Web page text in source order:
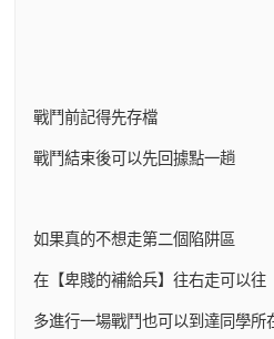
戰鬥前記得先存檔
戰鬥結束後可以先回據點一趟
如果真的不想走第二個陷阱區
在【卑賤的補給兵】往右走可以往
多進行一場戰鬥也可以到達同學所